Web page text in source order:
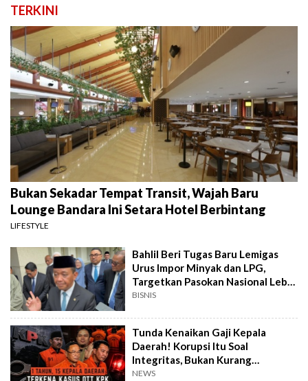
TERKINI
Bukan Sekadar Tempat Transit, Wajah Baru
Lounge Bandara Ini Setara Hotel Berbintang
LIFESTYLE
Bahlil Beri Tugas Baru Lemigas
Urus Impor Minyak dan LPG,
Targetkan Pasokan Nasional Lebih
Terjamin
BISNIS
Tunda Kenaikan Gaji Kepala
Daerah! Korupsi Itu Soal
Integritas, Bukan Kurang
Penghasilan
NEWS